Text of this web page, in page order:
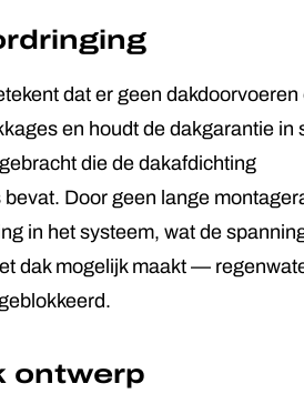
dat er geen dakdoorvoeren
en houdt de dakgarantie in
die de dakafdichting
Door geen lange
in het systeem, wat de
dak mogelijk maakt —
ontwerp